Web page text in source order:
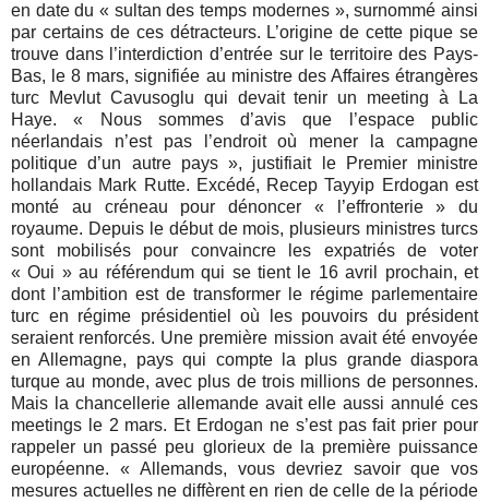
en date du « sultan des temps modernes », surnommé ainsi
par certains de ces détracteurs. L’origine de cette pique se
trouve dans l’interdiction d’entrée sur le territoire des Pays-
Bas, le 8 mars, signifiée au ministre des Affaires étrangères
turc Mevlut Cavusoglu qui devait tenir un meeting à La
Haye. « Nous sommes d’avis que l’espace public
néerlandais n’est pas l’endroit où mener la campagne
politique d’un autre pays », justifiait le Premier ministre
hollandais Mark Rutte. Excédé, Recep Tayyip Erdogan est
monté au créneau pour dénoncer « l’effronterie » du
royaume. Depuis le début de mois, plusieurs ministres turcs
sont mobilisés pour convaincre les expatriés de voter
« Oui » au référendum qui se tient le 16 avril prochain, et
dont l’ambition est de transformer le régime parlementaire
turc en régime présidentiel où les pouvoirs du président
seraient renforcés. Une première mission avait été envoyée
en Allemagne, pays qui compte la plus grande diaspora
turque au monde, avec plus de trois millions de personnes.
Mais la chancellerie allemande avait elle aussi annulé ces
meetings le 2 mars. Et Erdogan ne s’est pas fait prier pour
rappeler un passé peu glorieux de la première puissance
européenne. « Allemands, vous devriez savoir que vos
mesures actuelles ne diffèrent en rien de celle de la période